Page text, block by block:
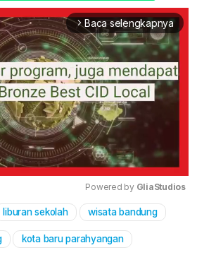
arrow_forward_ios Baca selengkapnya
Mute
Powered by GliaStudios
liburan sekolah wisata bandung
kota baru parahyangan